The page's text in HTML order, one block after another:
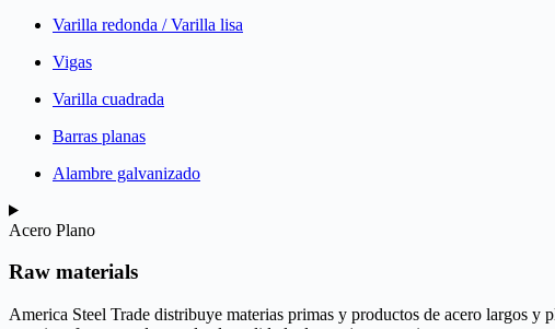
Varilla redonda / Varilla lisa
Vigas
Varilla cuadrada
Barras planas
Alambre galvanizado
Acero Plano
Raw materials
America Steel Trade distribuye materias primas y productos de acero largos